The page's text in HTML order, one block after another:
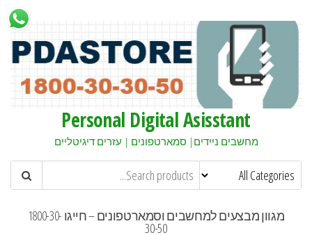
Personal Digital Asisstant
מחשבים ניידים| סמארטפונים | עזרים דיגיטליים
מגוון מבצעים למחשבים וסמארטפונים – חייגו 1800-30-
30-50